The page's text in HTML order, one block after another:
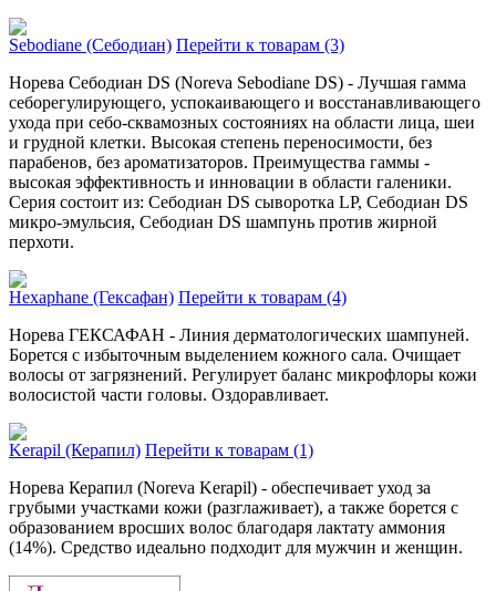
Sebodiane (Себодиан) Перейти к товарам (3)
Норева Себодиан DS (Noreva Sebodiane DS) - Лучшая гамма
себорегулирующего, успокаивающего и восстанавливающего
ухода при себо-сквамозных состояниях на области лица, шеи
и грудной клетки. Высокая степень переносимости, без
парабенов, без ароматизаторов. Преимущества гаммы -
высокая эффективность и инновации в области галеники.
Серия состоит из: Себодиан DS сыворотка LP, Себодиан DS
микро-эмульсия, Себодиан DS шампунь против жирной
перхоти.
Hexaphane (Гексафан) Перейти к товарам (4)
Норева ГЕКСАФАН - Линия дерматологических шампуней.
Борется с избыточным выделением кожного сала. Очищает
волосы от загрязнений. Регулирует баланс микрофлоры кожи
волосистой части головы. Оздоравливает.
Kerapil (Керапил) Перейти к товарам (1)
Норева Керапил (Noreva Kerapil) - обеспечивает уход за
грубыми участками кожи (разглаживает), а также борется с
образованием вросших волос благодаря лактату аммония
(14%). Средство идеально подходит для мужчин и женщин.